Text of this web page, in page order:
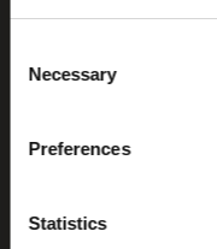
Selection
Necessary
Preferences
Statistics